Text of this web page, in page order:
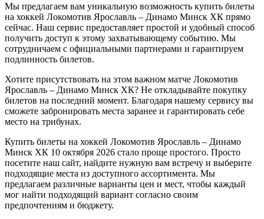
Мы предлагаем вам уникальную возможность купить билеты
на хоккей Локомотив Ярославль – Динамо Минск ХК прямо
сейчас. Наш сервис предоставляет простой и удобный способ
получить доступ к этому захватывающему событию. Мы
сотрудничаем с официальными партнерами и гарантируем
подлинность билетов.
Хотите присутствовать на этом важном матче Локомотив
Ярославль – Динамо Минск ХК? Не откладывайте покупку
билетов на последний момент. Благодаря нашему сервису вы
сможете забронировать места заранее и гарантировать себе
место на трибунах.
Купить билеты на хоккей Локомотив Ярославль – Динамо
Минск ХК 10 октября 2026 стало проще простого. Просто
посетите наш сайт, найдите нужную вам встречу и выберите
подходящие места из доступного ассортимента. Мы
предлагаем различные варианты цен и мест, чтобы каждый
мог найти подходящий вариант согласно своим
предпочтениям и бюджету.